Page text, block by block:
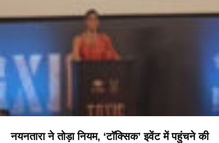
नयनतारा ने तोड़ा नियम, ‘टॉक्सिक’ इवेंट में पहुंचने की